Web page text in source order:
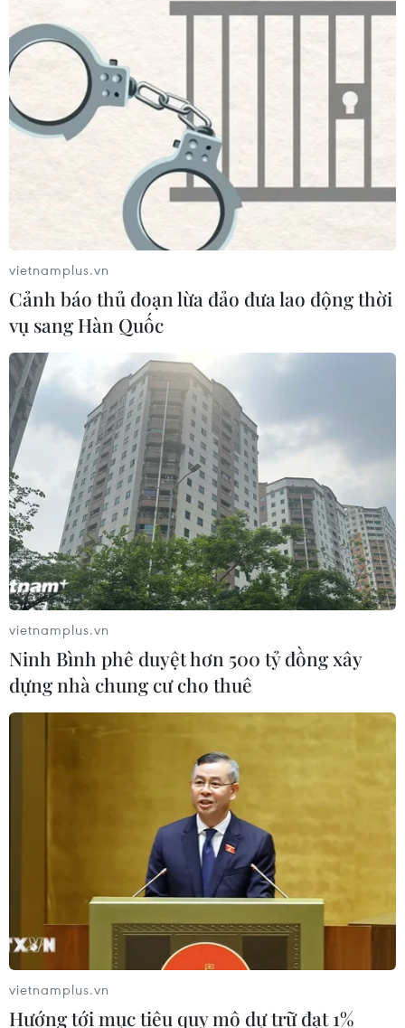
TIN CÙNG CHUYÊN MỤC
Mưa lớn gây ngập lụt, chia cắt nhiều
khu vực ở Nghệ An
06/08/2026 13:06
Đắk Lắk truy quét, xử lý tình trạng
phá rừng, lấn chiếm đất rừng
06/08/2026 12:36
Cảnh báo mưa cường độ lớn trên
100mm tại Bắc Bộ, Thanh Hóa và
Nghệ An
06/08/2026 10:23
Mưa lớn kéo dài gây nhiều thiệt hại
về nhà ở, giao thông tại tỉnh Sơn La
Bất cập việc ngừng giao khoán quản
lý, bảo vệ rừng ở Nam Cát Tiên
Bão Dolphin hướng vào miền Đông
Trung Quốc, cảnh báo mưa lớn trên
diện rộng
vietnamplus.vn
Cảnh báo thủ đoạn lừa đảo đưa lao động thời
vụ sang Hàn Quốc
vietnamplus.vn
Ninh Bình phê duyệt hơn 500 tỷ đồng xây
dựng nhà chung cư cho thuê
vietnamplus.vn
Hướng tới mục tiêu quy mô dự trữ đạt 1%